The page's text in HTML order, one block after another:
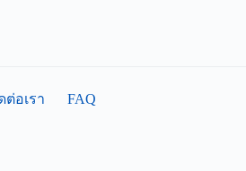
ต่อเรา FAQ